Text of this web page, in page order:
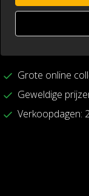
Grote online
Geweldige
Verkoopdagen: